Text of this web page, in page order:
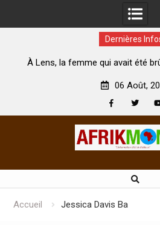
Dernières
avait été brûlée avec son bébé par
06 Août,
Accueil Jessica Davis Ba